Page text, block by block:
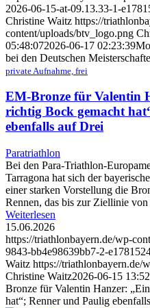
2026-06-15-at-09.13.33-1-
Christine Waitz https://
content/uploads/btv_logo.png
05:48:072026-06-17 02:23:39
bei den Deutschen
private Aufnahme, frei
EM-Bronze für Valentin
richtig Bock gemacht
ebenfalls auf Drei
Paratriathlon
Bei den Para-Triathlon-
Tarragona hat sich der
einer starken Vorstellung die
Rennen, das bis zur Ziellinie
Weiterlesen
15.06.2026
https://triathlonbayern.de/wp-
9843-bb4e98639bb7-2-
Waitz https://triathlonbayern.de/
Christine Waitz2026-06-15
Bronze für Valentin Hanzer:
hat“; Renner und Paulig